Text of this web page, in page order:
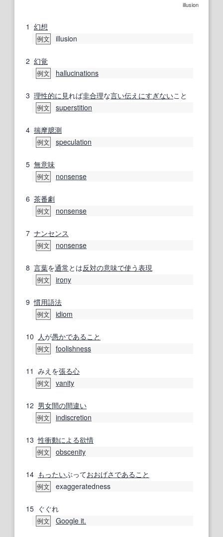
illusion
1 幻想
例文 illusion
2 幻覚
例文 hallucinations
3 理性的に 見れば非合理な言い伝え にすぎないこと
例文 superstition
4 揣摩臆測
例文 speculation
5 無意味
例文 nonsense
6 茶番劇
例文 nonsense
7 ナンセンス
例文 nonsense
8 言葉を通常 とは反対の意味で使う表現
例文 irony
9 慣用語法
例文 idiom
10 人が愚かであること
例文 foolishness
11 みえを張る心
例文 vanity
12 男女間の間違い
例文 indiscretion
13 性衝動による欲情
例文 obscenity
14 もったいぶっておおげさ であること
例文 exaggeratedness
15 ぐぐれ
例文 Google it.